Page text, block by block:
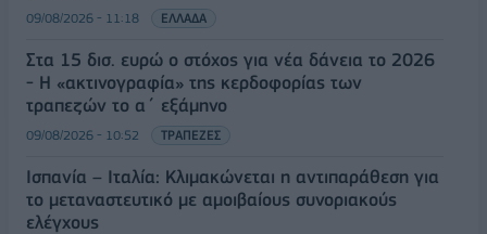
09/08/2026 - 11:18 ΕΛΛΑΔΑ
Στα 15 δισ. ευρώ ο στόχος για νέα δάνεια το 2026
- Η «ακτινογραφία» της κερδοφορίας των
τραπεζών το α΄ εξάμηνο
09/08/2026 - 10:52 ΤΡΑΠΕΖΕΣ
Ισπανία – Ιταλία: Κλιμακώνεται η αντιπαράθεση για
το μεταναστευτικό με αμοιβαίους συνοριακούς
ελέγχους